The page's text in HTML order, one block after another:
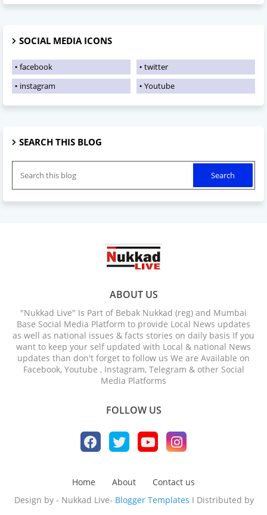
SOCIAL MEDIA ICONS
facebook
twitter
instagram
Youtube
SEARCH THIS BLOG
ABOUT US
"Nukkad Live" Is Part of Bebak Nukkad (reg) and Mumbai
Base Social Media Platform to provide Local News updates
as well as national issues & facts stories on daily basis If you
want to keep your self updated with Local & national News
updates than don't forget to follow us We are Available on
Facebook, Youtube , Instagram, Telegram & other Social
Media Platforms
FOLLOW US
Home About
Contact us
Design by - Nukkad Live- Blogger Templates I Distributed by